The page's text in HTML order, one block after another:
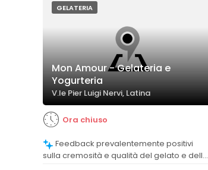
GELATERIA
Mon Amour - Gelateria e
Yogurteria
V.le Pier Luigi Nervi, Latina
Ora chiuso
sulla cremosità e qualità del gelato e dello